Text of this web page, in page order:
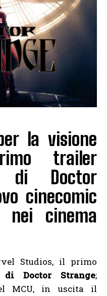
la visione
trailer
di Doctor
cinecomic
nei cinema
Studios, il primo
Doctor Strange;
MCU, in uscita il